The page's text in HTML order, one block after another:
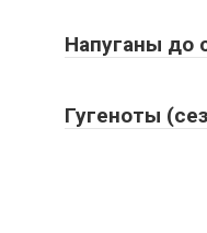
Напуганы до
Гугеноты